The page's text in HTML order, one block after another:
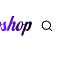
Otwórz